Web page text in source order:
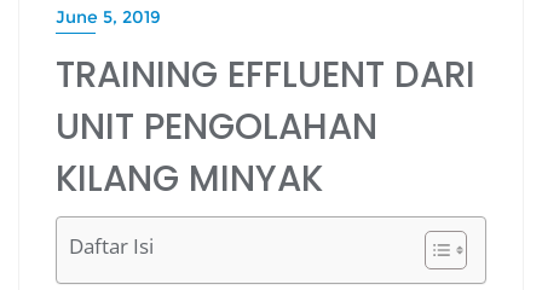
June 5, 2019
TRAINING EFFLUENT DARI
UNIT PENGOLAHAN
KILANG MINYAK
Daftar Isi